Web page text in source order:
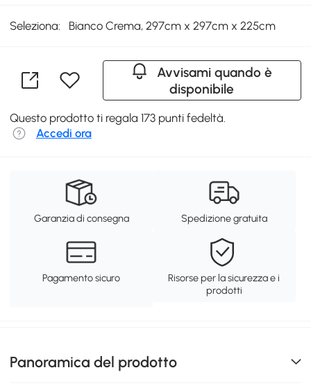
Seleziona: Bianco Crema, 297cm x 297cm x 225cm
Avvisami quando è
disponibile
Questo prodotto ti regala 173 punti fedeltà.
Accedi ora
Garanzia di consegna Spedizione gratuita
Pagamento sicuro
Risorse per la sicurezza e i
prodotti
Panoramica del prodotto